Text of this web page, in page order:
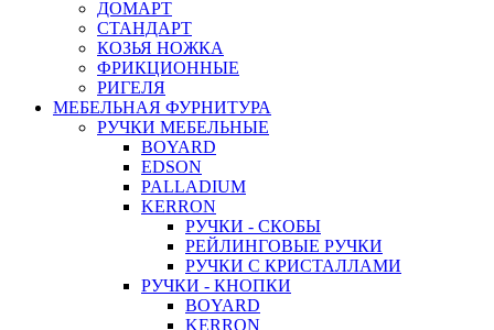
ДОМАРТ
СТАНДАРТ
КОЗЬЯ НОЖКА
ФРИКЦИОННЫЕ
РИГЕЛЯ
МЕБЕЛЬНАЯ ФУРНИТУРА
РУЧКИ МЕБЕЛЬНЫЕ
BOYARD
EDSON
PALLADIUM
KERRON
РУЧКИ - СКОБЫ
РЕЙЛИНГОВЫЕ РУЧКИ
РУЧКИ С КРИСТАЛЛАМИ
РУЧКИ - КНОПКИ
BOYARD
KERRON